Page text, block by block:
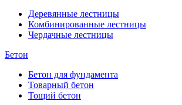
Деревянные лестницы
Комбинированные лестницы
Чердачные лестницы
Бетон
Бетон для фундамента
Товарный бетон
Тощий бетон